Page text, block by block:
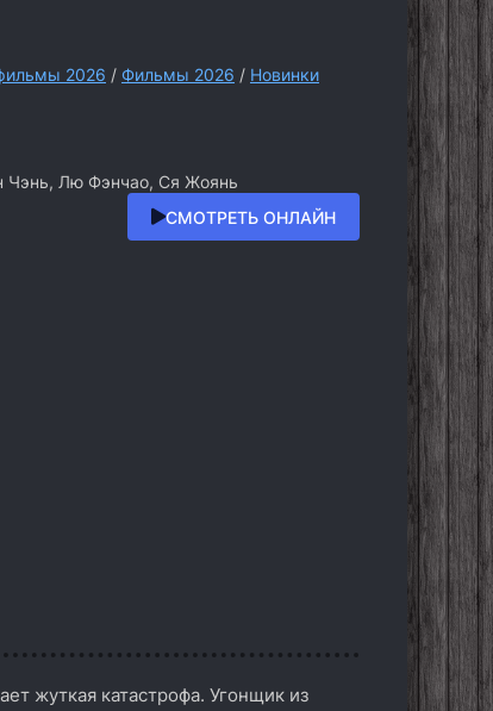
2026 / Фильмы 2026 / Новинки
Чэнь, Лю Фэнчао, Ся Жоянь
СМОТРЕТЬ ОНЛАЙН
жуткая катастрофа. Угонщик из